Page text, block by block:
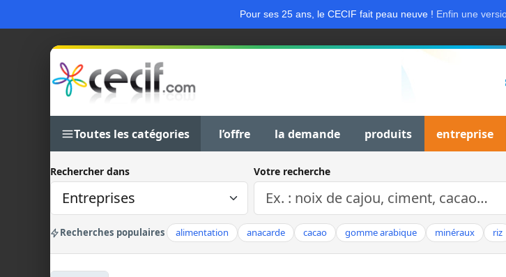
Pour ses 25 ans, le CECIF fait peau neuve ! Enfin une
Toutes les catégories l’offre la demande produits entreprise
Rechercher dans Votre recherche
Recherches populaires alimentation anacarde cacao gomme arabique minéraux riz